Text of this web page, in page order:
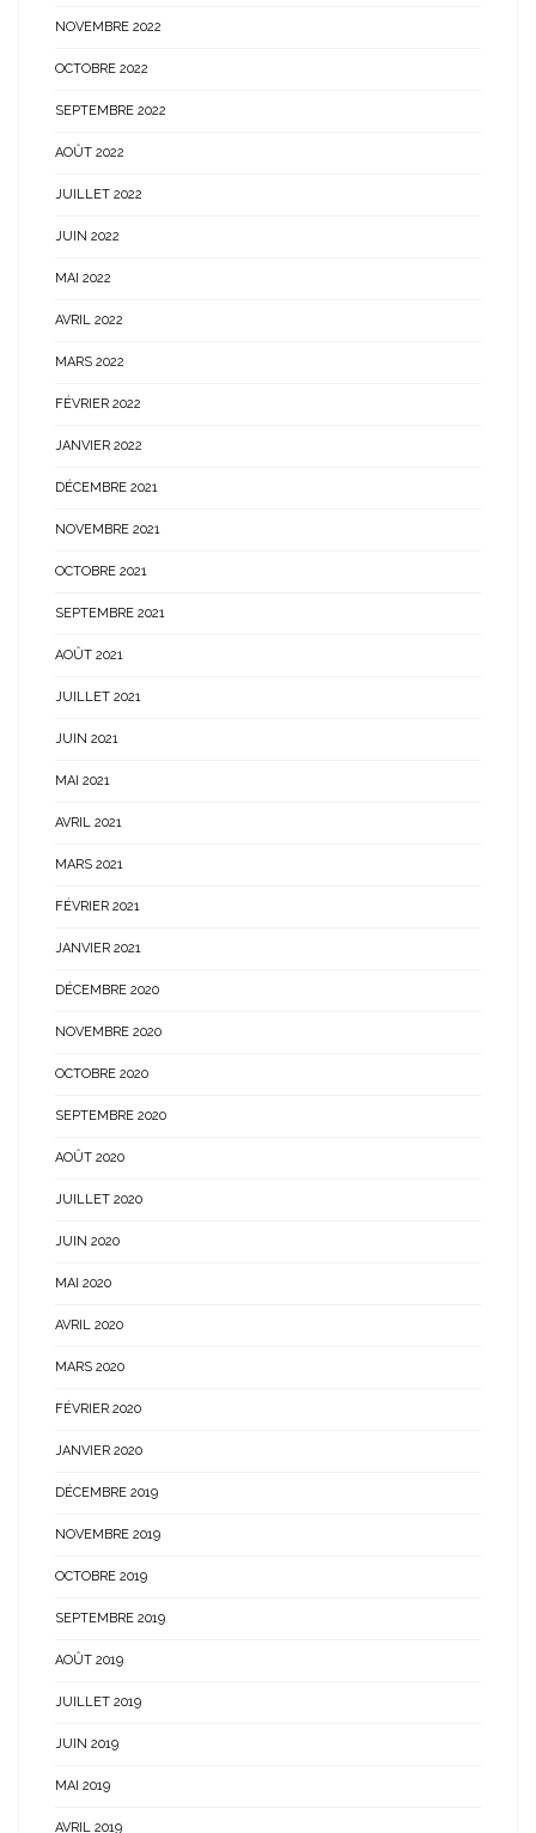
NOVEMBRE 2022
OCTOBRE 2022
SEPTEMBRE 2022
AOÛT 2022
JUILLET 2022
JUIN 2022
MAI 2022
AVRIL 2022
MARS 2022
FÉVRIER 2022
JANVIER 2022
DÉCEMBRE 2021
NOVEMBRE 2021
OCTOBRE 2021
SEPTEMBRE 2021
AOÛT 2021
JUILLET 2021
JUIN 2021
MAI 2021
AVRIL 2021
MARS 2021
FÉVRIER 2021
JANVIER 2021
DÉCEMBRE 2020
NOVEMBRE 2020
OCTOBRE 2020
SEPTEMBRE 2020
AOÛT 2020
JUILLET 2020
JUIN 2020
MAI 2020
AVRIL 2020
MARS 2020
FÉVRIER 2020
JANVIER 2020
DÉCEMBRE 2019
NOVEMBRE 2019
OCTOBRE 2019
SEPTEMBRE 2019
AOÛT 2019
JUILLET 2019
JUIN 2019
MAI 2019
AVRIL 2019